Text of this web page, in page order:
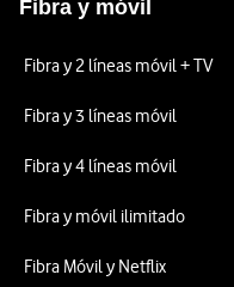
Fibra y móvil
Fibra y 2 líneas móvil + TV
Fibra y 3 líneas móvil
Fibra y 4 líneas móvil
Fibra y móvil ilimitado
Fibra Móvil y Netflix